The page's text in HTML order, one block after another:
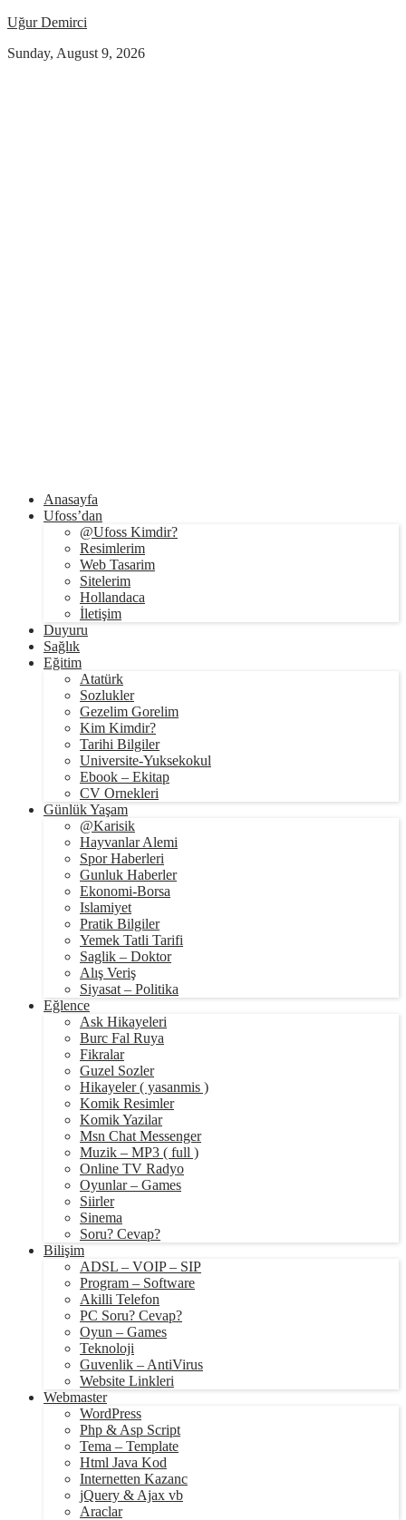
Uğur Demirci
Sunday, August 9, 2026
Anasayfa
Ufoss’dan
@Ufoss Kimdir?
Resimlerim
Web Tasarim
Sitelerim
Hollandaca
İletişim
Duyuru
Sağlık
Eğitim
Atatürk
Sozlukler
Gezelim Gorelim
Kim Kimdir?
Tarihi Bilgiler
Universite-Yuksekokul
Ebook – Ekitap
CV Ornekleri
Günlük Yaşam
@Karisik
Hayvanlar Alemi
Spor Haberleri
Gunluk Haberler
Ekonomi-Borsa
Islamiyet
Pratik Bilgiler
Yemek Tatli Tarifi
Saglik – Doktor
Alış Veriş
Siyasat – Politika
Eğlence
Ask Hikayeleri
Burc Fal Ruya
Fikralar
Guzel Sozler
Hikayeler ( yasanmis )
Komik Resimler
Komik Yazilar
Msn Chat Messenger
Muzik – MP3 ( full )
Online TV Radyo
Oyunlar – Games
Siirler
Sinema
Soru? Cevap?
Bilişim
ADSL – VOIP – SIP
Program – Software
Akilli Telefon
PC Soru? Cevap?
Oyun – Games
Teknoloji
Guvenlik – AntiVirus
Website Linkleri
Webmaster
WordPress
Php & Asp Script
Tema – Template
Html Java Kod
Internetten Kazanc
jQuery & Ajax vb
Araclar